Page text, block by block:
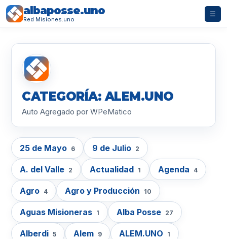
albaposse.uno
Red Misiones.uno
☰
CATEGORÍA: ALEM.UNO
Auto Agregado por WPeMatico
25 de Mayo 6 9 de Julio 2
A. del Valle 2 Actualidad 1 Agenda 4
Agro 4 Agro y Producción 10
Aguas Misioneras 1 Alba Posse 27
Alberdi 5 Alem 9 ALEM.UNO 1